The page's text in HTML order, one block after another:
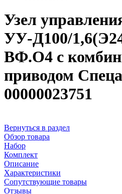
Узел
УУ-Д100/
ВФ.О4 с
приводом
00000023751
Вернуться в раздел
Обзор товара
Набор
Комплект
Описание
Характеристики
Сопутствующие товары
Отзывы